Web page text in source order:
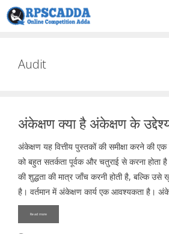
Skip
to
Audit
अंकेक्षण क्या है अंकेक्षण के
अंकेक्षण यह वित्तीय पुस्तकों की समीक्षा करने की
को बहुत सतर्कता पूर्वक और चतुराई से करना
की शुद्धता की मात्र जाँच करनी होती है, बल्कि उसे
है। वर्तमान में अंकेक्षण कार्य एक आवश्यकता है।
Read more